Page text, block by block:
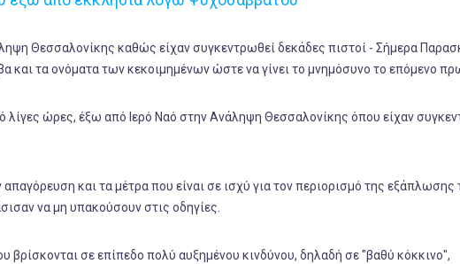
Θεσσαλονίκης καθώς είχαν συγκεντρωθεί δεκάδες πιστοί - Σήμερα
και τα ονόματα των κεκοιμημένων ώστε να γίνει το μνημόσυνο το επόμενο
λίγες ώρες, έξω από Ιερό Ναό στην Ανάληψη Θεσσαλονίκης όπου είχαν
και τα μέτρα που είναι σε ισχύ για τον περιορισμό της εξάπλωσης
να μη υπακούσουν στις οδηγίες.
βρίσκονται σε επίπεδο πολύ αυξημένου κινδύνου, δηλαδή σε "βαθύ κόκκινο",